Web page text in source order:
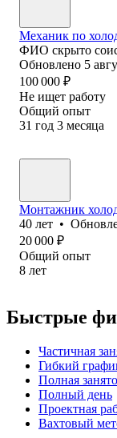
Механик по
ФИО скрыто
Обновлено 5
100 000 ₽
Не ищет работу
Общий опыт
31 год 3 месяца
Монтажник
40 лет •
20 000 ₽
Общий опыт
8 лет
Быстрые
Частичная
Гибкий
Полная
Полный день
Проектная
Вахтовый